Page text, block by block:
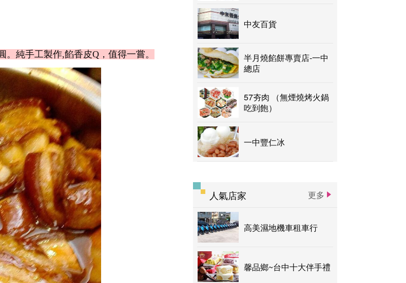
純手工製作,餡香皮Q，值得一嘗。
中友百貨
半月燒餡餅專賣店-一中
總店
57夯肉 （無煙燒烤火鍋
吃到飽）
一中豐仁冰
人氣店家 更多
高美濕地機車租車行
馨品鄉~台中十大伴手禮